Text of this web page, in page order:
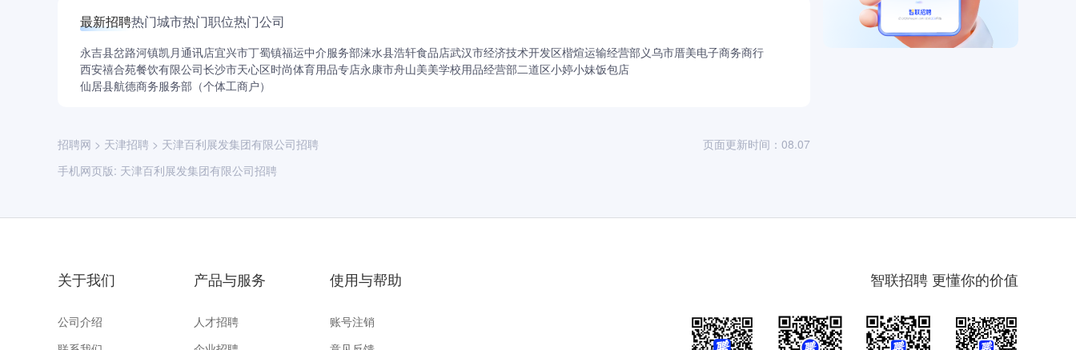
最新招聘热门城市热门职位热门公司
永吉县岔路河镇凯月通讯店宜兴市丁蜀镇福运中介服务部涞水县浩轩食品店武汉市经济技术开发区楷煊运输经营部 义乌市厝美电子商务商行
西安禧合苑餐饮有限公司长沙市天心区时尚体育用品专店永康市舟山美美学校用品经营部二道区小婷小妹饭包店
仙居县航德商务服务部（个体工商户）
招聘网 > 天津招聘 > 天津百利展发集团有限公司招聘
手机网页版: 天津百利展发集团有限公司招聘
页面更新时间：08.07
关于我们
公司介绍
产品与服务
人才招聘
使用与帮助
账号注销
智联招聘 更懂你的价值